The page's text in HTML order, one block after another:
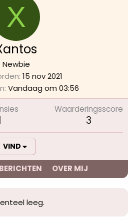
X
Newbie
15 nov 2021
Vandaag om 03:56
Waarderingsscore
3
VIND
BERICHTEN OVER MIJ
leeg.